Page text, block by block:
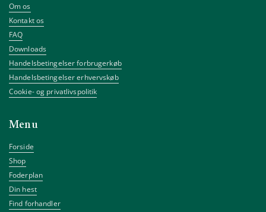
Om os
Kontakt os
FAQ
Downloads
Handelsbetingelser forbrugerkøb
Handelsbetingelser erhvervskøb
Cookie- og privatlivspolitik
Menu
Forside
Shop
Foderplan
Din hest
Find forhandler